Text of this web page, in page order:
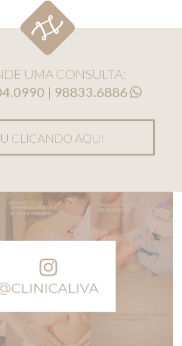
UMA CONSULTA:
| 98833.6886
CLICANDO AQUI